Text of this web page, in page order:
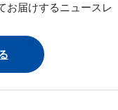
お届けするニュースレ